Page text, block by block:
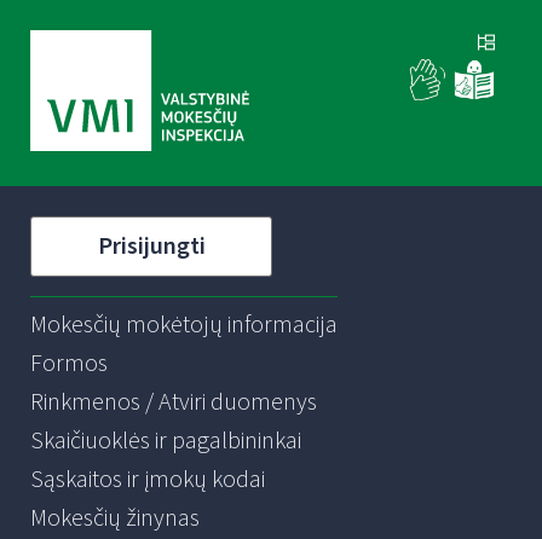
Prisijungti
Mokesčių mokėtojų informacija
Formos
Rinkmenos / Atviri duomenys
Skaičiuoklės ir pagalbininkai
Sąskaitos ir įmokų kodai
Mokesčių žinynas